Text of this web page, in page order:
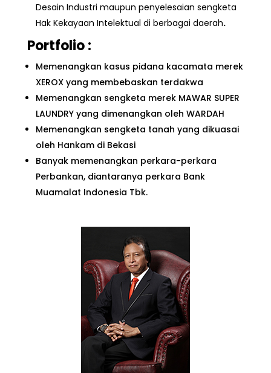
Desain Industri maupun penyelesaian sengketa
Hak Kekayaan Intelektual di berbagai daerah.
Portfolio :
Memenangkan kasus pidana kacamata merek
XEROX yang membebaskan terdakwa
Memenangkan sengketa merek MAWAR SUPER
LAUNDRY yang dimenangkan oleh WARDAH
Memenangkan sengketa tanah yang dikuasai
oleh Hankam di Bekasi
Banyak memenangkan perkara-perkara
Perbankan, diantaranya perkara Bank
Muamalat Indonesia Tbk.